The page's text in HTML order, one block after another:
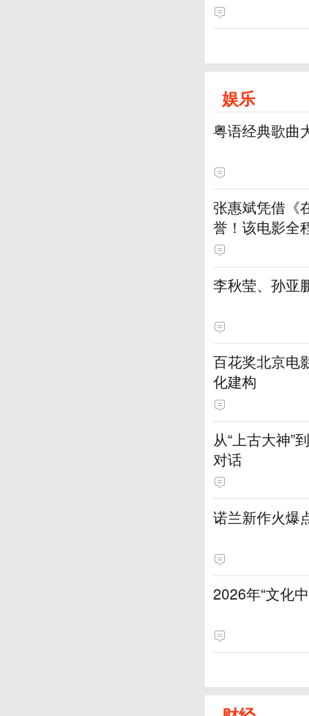
娱乐
粤语经典歌曲
张惠斌凭借《
誉！该电影全
土演员
李秋莹、孙亚
百花奖北京电
化建构
从“上古大神”
对话
诺兰新作火爆
2026年“文化